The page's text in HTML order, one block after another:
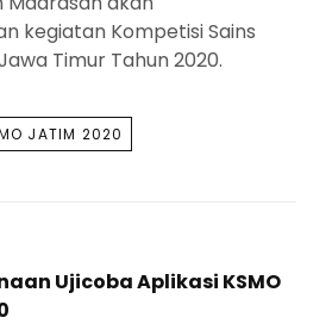
kegiatan Kompetisi Sains
Timur Tahun 2020.
JATIM 2020
Ujicoba Aplikasi KSMO